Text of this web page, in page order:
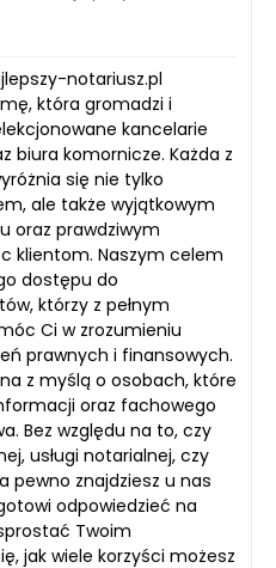
notariusz.pl
która gromadzi i
kancelarie
biura komornicze. Każda z
się nie tylko
ale także wyjątkowym
oraz prawdziwym
klientom. Naszym celem
dostępu do
którzy z pełnym
Ci w zrozumieniu
prawnych i finansowych.
z myślą o osobach, które
oraz fachowego
Bez względu na to, czy
usługi notarialnej, czy
pewno znajdziesz u nas
odpowiedzieć na
Twoim
jak wiele korzyści możesz